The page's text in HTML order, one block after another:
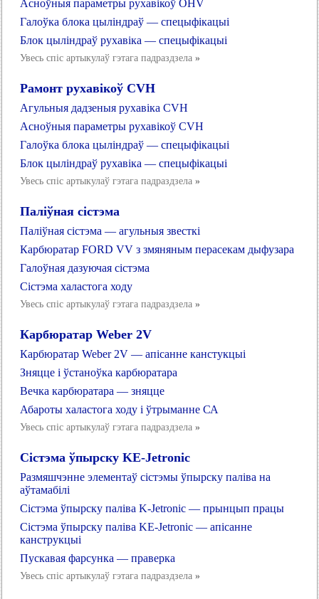
Асноўныя параметры рухавікоў OHV
Галоўка блока цыліндраў — спецыфікацыі
Блок цыліндраў рухавіка — спецыфікацыі
Увесь спіс артыкулаў гэтага падраздзела »
Рамонт рухавікоў CVH
Агульныя дадзеныя рухавіка CVH
Асноўныя параметры рухавікоў CVH
Галоўка блока цыліндраў — спецыфікацыі
Блок цыліндраў рухавіка — спецыфікацыі
Увесь спіс артыкулаў гэтага падраздзела »
Паліўная сістэма
Паліўная сістэма — агульныя звесткі
Карбюратар FORD VV з змяняным перасекам дыфузара
Галоўная дазуючая сістэма
Сістэма халастога ходу
Увесь спіс артыкулаў гэтага падраздзела »
Карбюратар Weber 2V
Карбюратар Weber 2V — апісанне канстукцыі
Зняцце і ўстаноўка карбюратара
Вечка карбюратара — зняцце
Абароты халастога ходу і ўтрыманне СА
Увесь спіс артыкулаў гэтага падраздзела »
Сістэма ўпырску KЕ-Jetronic
Размяшчэнне элементаў сістэмы ўпырску паліва на
аўтамабілі
Сістэма ўпырску паліва K-Jetronic — прынцып працы
Сістэма ўпырску паліва KЕ-Jetronic — апісанне
канструкцыі
Пускавая фарсунка — праверка
Увесь спіс артыкулаў гэтага падраздзела »